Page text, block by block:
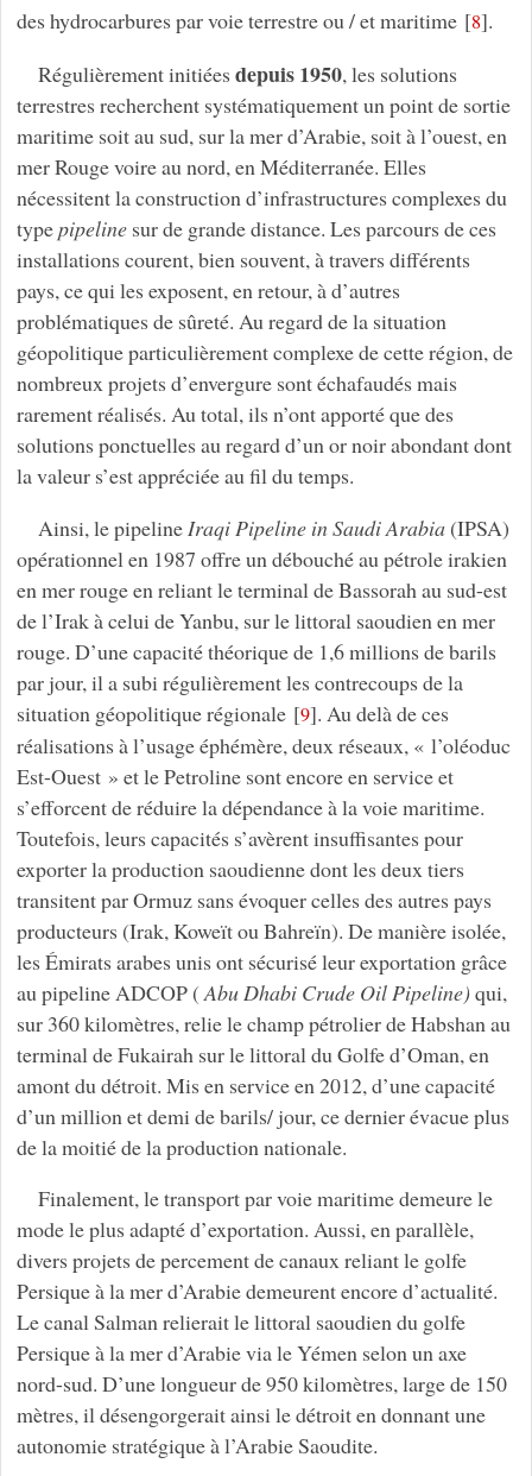
des hydrocarbures par voie terrestre ou / et maritime[8].
Régulièrement initiées depuis 1950, les solutions
terrestres recherchent systématiquement un point de sortie
maritime soit au sud, sur la mer d’Arabie, soit à l’ouest, en
mer Rouge voire au nord, en Méditerranée. Elles
nécessitent la construction d’infrastructures complexes du
typepipelinesur de grande distance. Les parcours de ces
installations courent, bien souvent, à travers différents
pays, ce qui les exposent, en retour, à d’autres
problématiques de sûreté. Au regard de la situation
géopolitique particulièrement complexe de cette région, de
nombreux projets d’envergure sont échafaudés mais
rarement réalisés. Au total, ils n’ont apporté que des
solutions ponctuelles au regard d’un or noir abondant dont
la valeur s’est appréciée au fil du temps.
Ainsi, le pipeline Iraqi Pipeline in Saudi Arabia (IPSA)
opérationnel en 1987 offre un débouché au pétrole irakien
en mer rouge en reliant le terminal de Bassorah au sud-est
de l’Irak à celui de Yanbu, sur le littoral saoudien en mer
rouge. D’une capacité théorique de 1,6 millions de barils
par jour, il a subi régulièrement les contrecoups de la
situation géopolitique régionale[9]. Au delà de ces
réalisations à l’usage éphémère, deux réseaux, « l’oléoduc
Est-Ouest » et le Petroline sont encore en service et
s’efforcent de réduire la dépendance à la voie maritime.
Toutefois, leurs capacités s’avèrent insuffisantes pour
exporter la production saoudienne dont les deux tiers
transitent par Ormuz sans évoquer celles des autres pays
producteurs (Irak, Koweït ou Bahreïn). De manière isolée,
les Émirats arabes unis ont sécurisé leur exportation grâce
au pipeline ADCOP (Abu Dhabi Crude Oil Pipeline)qui,
sur 360 kilomètres, relie le champ pétrolier de Habshan au
terminal de Fukairah sur le littoral du Golfe d’Oman, en
amont du détroit. Mis en service en 2012, d’une capacité
d’un million et demi de barils/ jour, ce dernier évacue plus
de la moitié de la production nationale.
Finalement, le transport par voie maritime demeure le
mode le plus adapté d’exportation. Aussi, en parallèle,
divers projets de percement de canaux reliant le golfe
Persique à la mer d’Arabie demeurent encore d’actualité.
Le canal Salman relierait le littoral saoudien du golfe
Persique à la mer d’Arabie via le Yémen selon un axe
nord-sud. D’une longueur de 950 kilomètres, large de 150
mètres, il désengorgerait ainsi le détroit en donnant une
autonomie stratégique à l’Arabie Saoudite.